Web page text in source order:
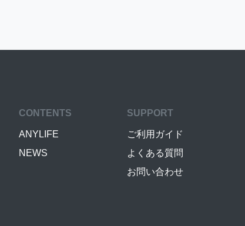
CONTENTS
ANYLIFE
NEWS
SUPPORT
ご利用ガイド
よくある質問
お問い合わせ